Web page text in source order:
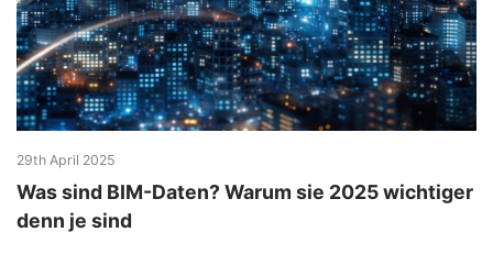
29th April 2025
Was sind BIM-Daten? Warum sie 2025 wichtiger
denn je sind